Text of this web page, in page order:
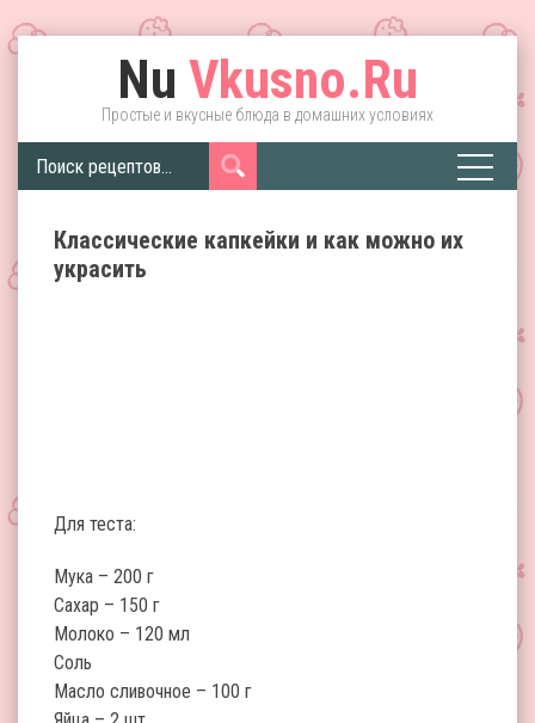
Nu Vkusno.Ru
Простые и вкусные блюда в домашних условиях
Классические капкейки и как можно их
украсить
Для теста:
Мука – 200 г
Сахар – 150 г
Молоко – 120 мл
Соль
Масло сливочное – 100 г